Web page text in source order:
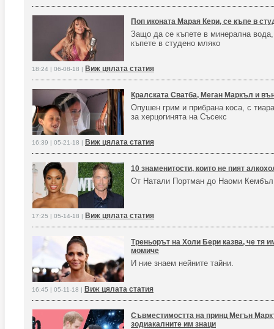
Поп иконата Марая Кери, се къпе в
Защо да се къпете в минерална
къпете в студено мляко
18:24 | 06-08-18 | Виж цялата статия
Кралската Сватба, Меган Маркъл и
Опушен грим и прибрана коса, с
за херцогинята на Съсекс
16:39 | 05-21-18 | Виж цялата статия
10 знаменитости, които не пият
От Натали Портман до Наоми Кембъл
17:25 | 05-14-18 | Виж цялата статия
Треньорът на Холи Бери казва, че тя
момиче
И ние знаем нейните тайни.
16:45 | 05-11-18 | Виж цялата статия
Съвместимостта на принц Мегън
зодиакалните им знаци